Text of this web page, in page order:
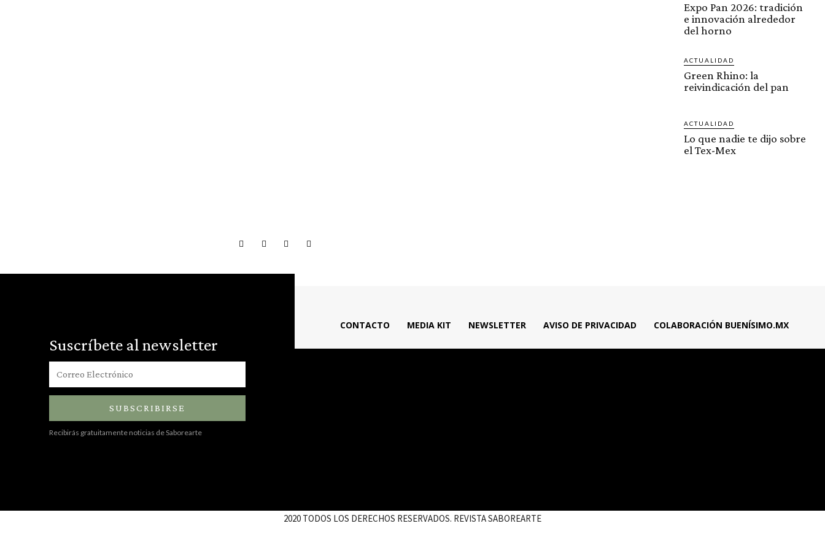
Expo Pan 2026: tradición
e innovación alrededor
del horno
ACTUALIDAD
Green Rhino: la
reivindicación del pan
ACTUALIDAD
Lo que nadie te dijo sobre
el Tex-Mex
Suscríbete al newsletter
SUBSCRIBIRSE
Recibirás gratuitamente noticias de Saborearte
CONTACTO MEDIA KIT NEWSLETTER AVISO DE PRIVACIDAD COLABORACIÓN BUENÍSIMO.MX
2020 TODOS LOS DERECHOS RESERVADOS. REVISTA SABOREARTE